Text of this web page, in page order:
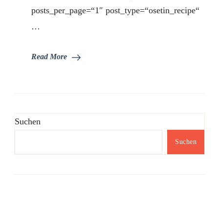
posts_per_page=“1″ post_type=“osetin_recipe“
…
Read More
Suchen
Suchen